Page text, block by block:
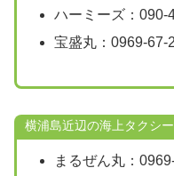
ハーミーズ：090-
宝盛丸：0969-67-
横浦島近辺の海上タクシー
まるぜん丸：